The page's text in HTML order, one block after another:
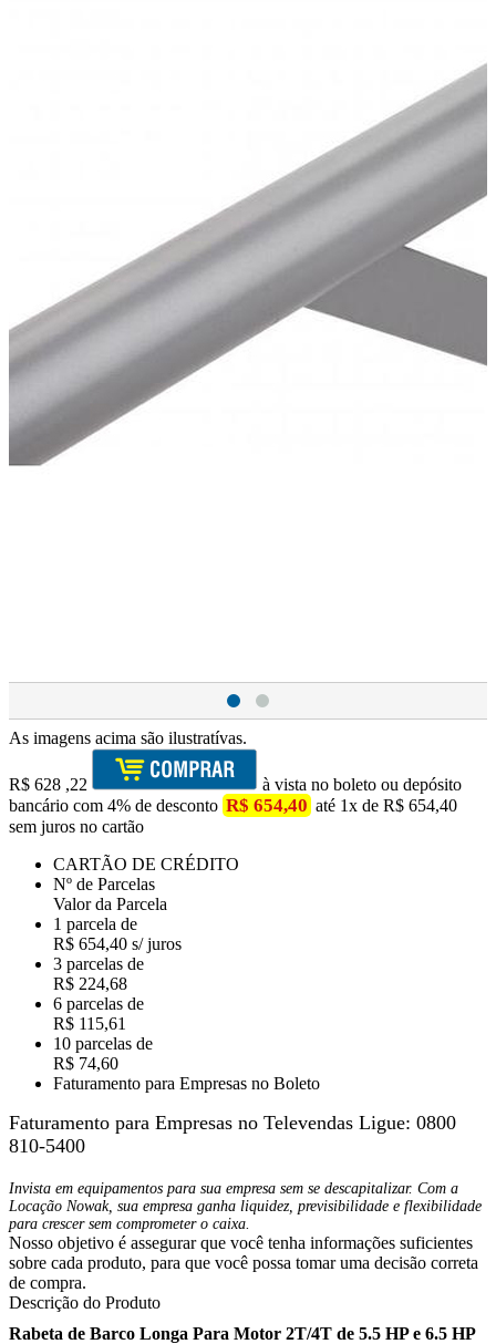
As imagens acima são ilustratívas.
R$ 628 ,22
à vista no boleto ou depósito
bancário com 4% de desconto R$ 654,40 até 1x de R$ 654,40
sem juros no cartão
CARTÃO DE CRÉDITO
Nº de Parcelas
Valor da Parcela
1 parcela de
R$ 654,40 s/ juros
3 parcelas de
R$ 224,68
6 parcelas de
R$ 115,61
10 parcelas de
R$ 74,60
Faturamento para Empresas no Boleto
Faturamento para Empresas no Televendas Ligue: 0800
810-5400
Invista em equipamentos para sua empresa sem se descapitalizar. Com a
Locação Nowak, sua empresa ganha liquidez, previsibilidade e flexibilidade
para crescer sem comprometer o caixa.
Nosso objetivo é assegurar que você tenha informações suficientes
sobre cada produto, para que você possa tomar uma decisão correta
de compra.
Descrição do Produto
Rabeta de Barco Longa Para Motor 2T/4T de 5.5 HP e 6.5 HP